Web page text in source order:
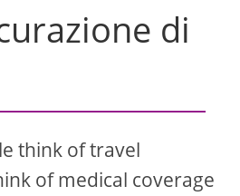
di
think of travel
of medical coverage